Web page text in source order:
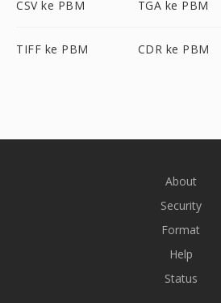
CSV ke PBM TGA ke PBM
TIFF ke PBM CDR ke PBM
About
Security
Format
Help
Status